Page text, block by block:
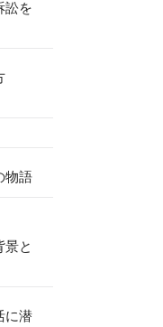
訟を
物語
景と
に潜